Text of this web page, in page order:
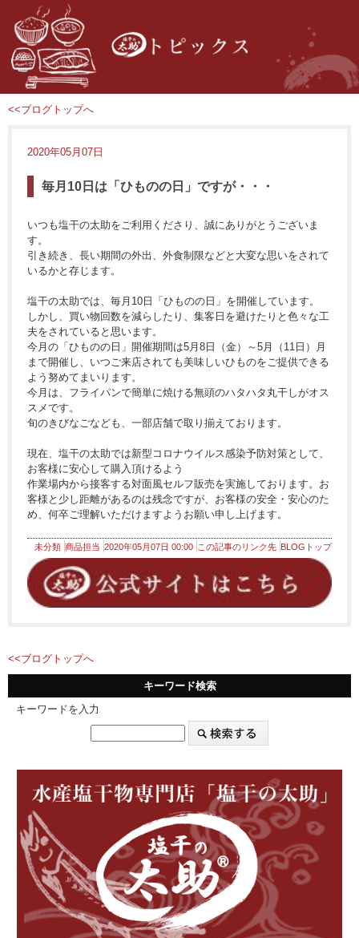
<<ブログトップへ
2020年05月07日
毎月10日は「ひものの日」ですが・・・
いつも塩干の太助をご利用くださり、誠にありがとうございま
す。
引き続き、長い期間の外出、外食制限などと大変な思いをされて
いるかと存じます。
塩干の太助では、毎月10日「ひものの日」を開催しています。
しかし、買い物回数を減らしたり、集客日を避けたりと色々な工
夫をされていると思います。
今月の「ひものの日」開催期間は5月8日（金）～5月（11日）月
まで開催し、いつご来店されても美味しいひものをご提供できる
よう努めてまいります。
今月は、フライパンで簡単に焼ける無頭のハタハタ丸干しがオス
スメです。
旬のきびなごなども、一部店舗で取り揃えております。
現在、塩干の太助では新型コロナウイルス感染予防対策として、
お客様に安心して購入頂けるよう
作業場内から接客する対面風セルフ販売を実施しております。お
客様と少し距離があるのは残念ですが、お客様の安全・安心のた
め、何卒ご理解いただけますようお願い申し上げます。
未分類 商品担当 2020年05月07日 00:00 この記事のリンク先 BLOGトップ
<<ブログトップへ
キーワード検索
キーワードを入力